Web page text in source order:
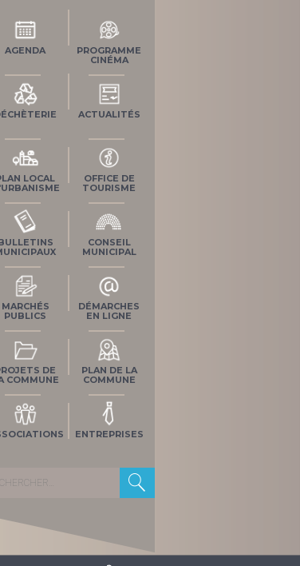
AGENDA
PROGRAMME
CINÉMA
ACTUALITÉS
LOCAL
OFFICE DE
TOURISME
CONSEIL
MUNICIPAL
MARCHÉS
PUBLICS
DÉMARCHES
EN LIGNE
DE
COMMUNE
PLAN DE LA
COMMUNE
ENTREPRISES
: